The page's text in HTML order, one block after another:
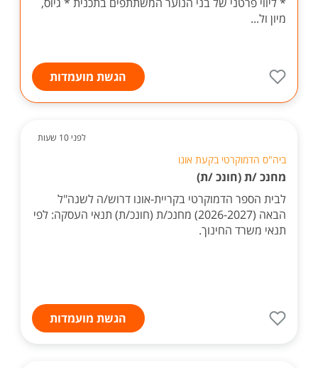
מיון ול...
הגשת מועמדות
לפני 10 שעות
ביה"ס הדמוקרטי בקעת אונו
מחנכ /ת (חונכ /ת)
לבית הספר הדמוקרטי בקריית-אונו דרוש/ה לשנה"ל
הבאה (2026-2027) מחנכ/ת (חונכ/ת) תנאי העסקה: לפי
תנאי משרד החינוך.
הגשת מועמדות